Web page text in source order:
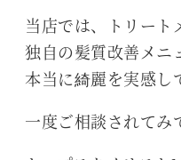
当店では、トリート
独自の髪質改善メニ
本当に綺麗を実感し
一度ご相談されてみ